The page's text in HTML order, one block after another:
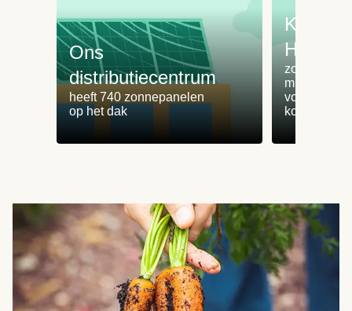
Ons
distributiecentrum
heeft 740 zonnepanelen
op het dak
Koken
zorgt voor
minder
koken